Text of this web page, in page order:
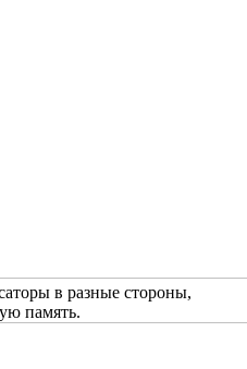
в разные стороны,
память.